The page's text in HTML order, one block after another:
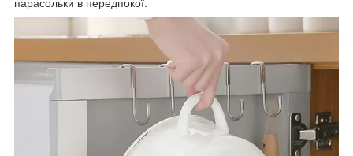
парасольки в передпокої.